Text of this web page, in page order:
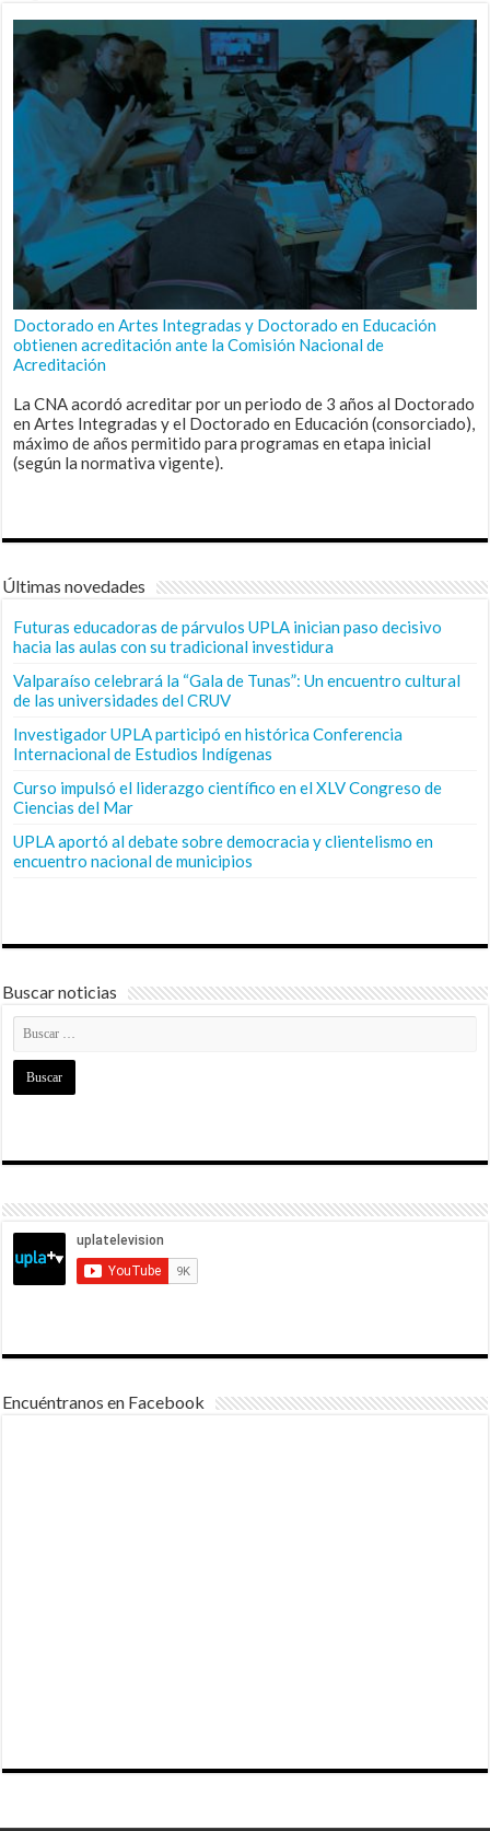
Doctorado en Artes Integradas y Doctorado en Educación
obtienen acreditación ante la Comisión Nacional de
Acreditación
La CNA acordó acreditar por un periodo de 3 años al Doctorado
en Artes Integradas y el Doctorado en Educación (consorciado),
máximo de años permitido para programas en etapa inicial
(según la normativa vigente).
Últimas novedades
Futuras educadoras de párvulos UPLA inician paso decisivo
hacia las aulas con su tradicional investidura
Valparaíso celebrará la “Gala de Tunas”: Un encuentro cultural
de las universidades del CRUV
Investigador UPLA participó en histórica Conferencia
Internacional de Estudios Indígenas
Curso impulsó el liderazgo científico en el XLV Congreso de
Ciencias del Mar
UPLA aportó al debate sobre democracia y clientelismo en
encuentro nacional de municipios
Buscar noticias
Encuéntranos en Facebook